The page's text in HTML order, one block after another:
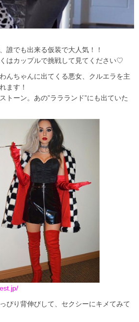
誰でも出来る仮装で大人気！！
はカップルで挑戦して見てください♡
んちゃんに出てくる悪女、クルエラを主
ます！
トーン。あの”ララランド”にも出ていた
ぴり背伸びして、セクシーにキメてみて